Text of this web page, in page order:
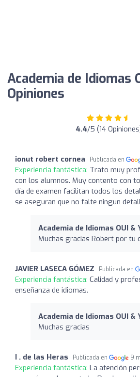
Academia de Idiomas
Opiniones
4.4/5 (14
ionut robert cornea Publicada en
Experiencia fantástica: Trato muy
con los alumnos. Muy contento con
día de examen facilitan todos los
se aseguran que no falte ningun
Academia de Idiomas OUI &
Muchas gracias Robert por tu
JAVIER LASECA GÓMEZ Publicada en
Experiencia fantástica: Calidad y
enseñanza de idiomas.
Academia de Idiomas OUI &
Muchas gracias
I . de las Heras Publicada en 9
Experiencia fantástica: La atención